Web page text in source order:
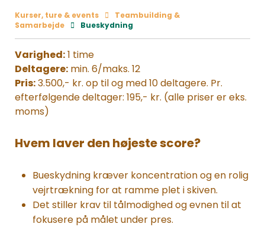
Kurser, ture & events
Teambuilding &
Samarbejde
Bueskydning
Varighed:1 time
Deltagere: min. 6/maks. 12
Pris:3.500,- kr. op til og med 10 deltagere. Pr.
efterfølgende deltager: 195,- kr. (alle priser er eks.
moms)
Hvem laver den højeste score?
Bueskydning kræver koncentration og en rolig
vejrtrækning for at ramme plet i skiven.
Det stiller krav til tålmodighed og evnen til at
fokusere på målet under pres.